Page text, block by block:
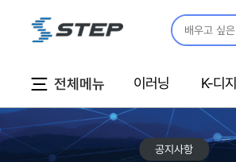
다
전체메뉴
이러닝
K-디
공지사항